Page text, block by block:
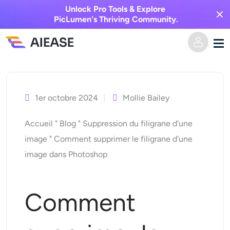
Unlock Pro Tools & Explore
PicLumen's Thriving Community.
Vidéo IA
Texte en vidéo
De l’image à la vidéo
Générateur de baisers IA
Effets vidéo
Image IA
Texte en image
content
1er octobre 2024 Mollie Bailey
Accueil " Blog " Suppression du filigrane d'une
image "Comment supprimer le filigrane d'une
image dans Photoshop
Comment